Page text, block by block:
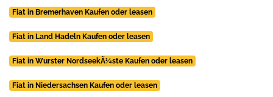
Fiat in Bremerhaven Kaufen oder leasen
Fiat in Land Hadeln Kaufen oder leasen
Fiat in Wurster NordseekÃ¼ste Kaufen oder leasen
Fiat in Niedersachsen Kaufen oder leasen